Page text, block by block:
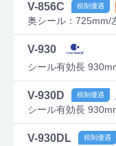
V-856C
奥シール：725mm/
V-930
シール有効長
V-930D
シール有効長
V-930DL